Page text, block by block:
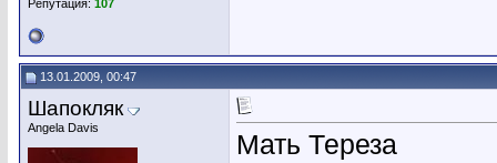
Репутация: 107
13.01.2009, 00:47
Шапокляк
Angela Davis
Мать Тереза